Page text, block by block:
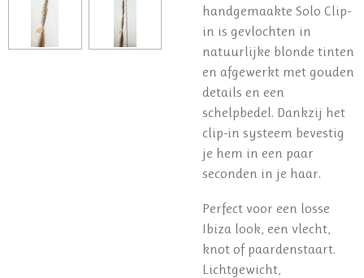
handgemaakte Solo Clip-
in is gevlochten in
natuurlijke blonde tinten
en afgewerkt met gouden
details en een
schelpbedel. Dankzij het
clip-in systeem bevestig
je hem in een paar
seconden in je haar.
Perfect voor een losse
Ibiza look, een vlecht,
knot of paardenstaart.
Lichtgewicht,